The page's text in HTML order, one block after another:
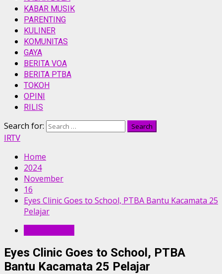
KABAR MUSIK
PARENTING
KULINER
KOMUNITAS
GAYA
BERITA VOA
BERITA PTBA
TOKOH
OPINI
RILIS
Search for:
IRTV
Home
2024
November
16
Eyes Clinic Goes to School, PTBA Bantu Kacamata 25
Pelajar
Eyes Clinic Goes to School, PTBA
Bantu Kacamata 25 Pelajar